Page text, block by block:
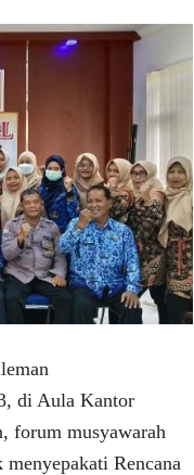
di Aula Kantor
forum musyawarah
Rencana